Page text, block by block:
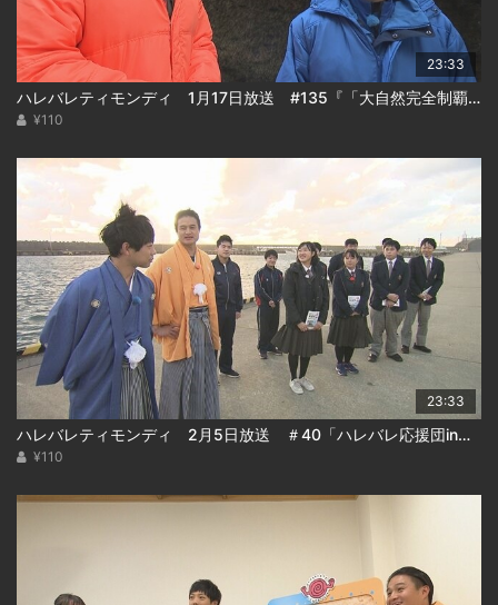
23:33
ハレバレティモンディ 1月17日放送 #135『「大自然完全制覇」支笏湖編(後編)』
¥110
23:33
ハレバレティモンディ 2月5日放送 ＃40「ハレバレ応援団in松前(後)」
¥110